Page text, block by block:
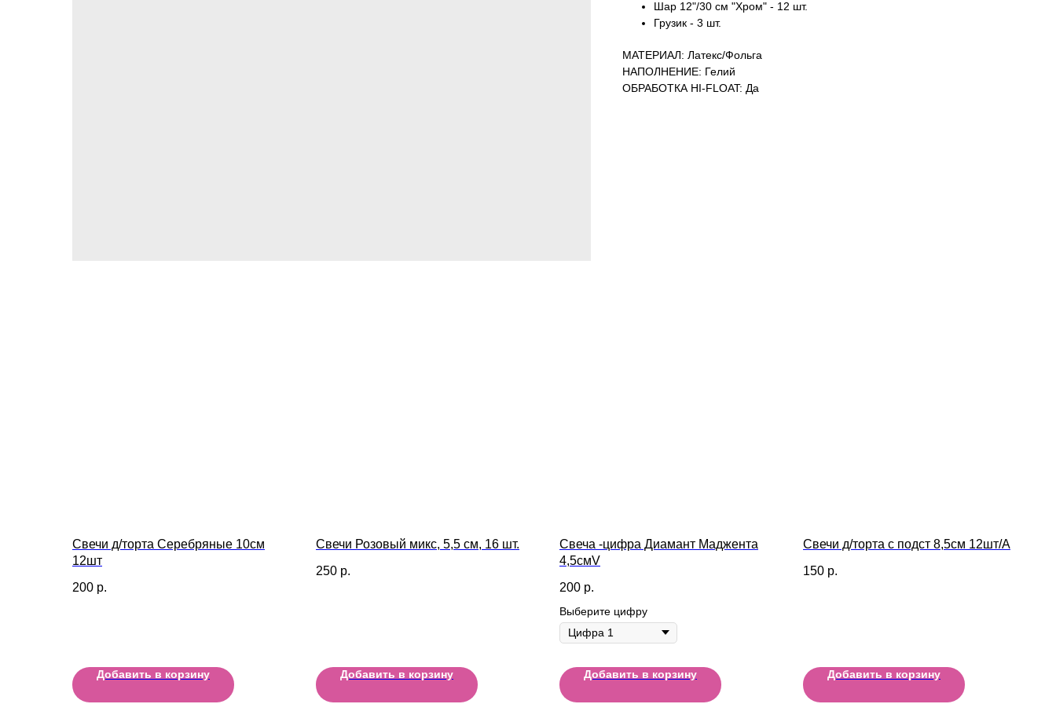
Шар 12"/30 см "Хром" - 12 шт.
Грузик - 3 шт.
МАТЕРИАЛ: Латекс/Фольга
НАПОЛНЕНИЕ: Гелий
ОБРАБОТКА HI-FLOAT: Да
Свечи д/торта Серебряные 10см
12шт
200 р.
Добавить в корзину
Свечи Розовый микс, 5,5 см, 16 шт.
250 р.
Добавить в корзину
Свеча -цифра Диамант Маджента
4,5смV
200 р.
Выберите цифру
Добавить в корзину
Свечи д/торта с подст 8,5см 12шт/A
150 р.
Добавить в корзину